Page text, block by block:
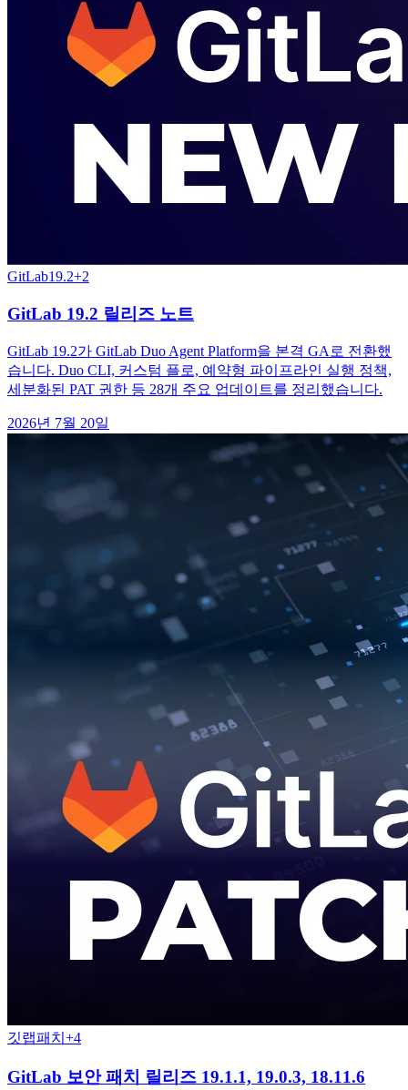
GitLab19.2+2
GitLab 19.2 릴리즈 노트
GitLab 19.2가 GitLab Duo Agent Platform을 본격 GA로 전환했
습니다. Duo CLI, 커스텀 플로, 예약형 파이프라인 실행 정책,
세분화된 PAT 권한 등 28개 주요 업데이트를 정리했습니다.
2026년 7월 20일
깃랩패치 +4
GitLab 보안 패치 릴리즈 19.1.1, 19.0.3, 18.11.6